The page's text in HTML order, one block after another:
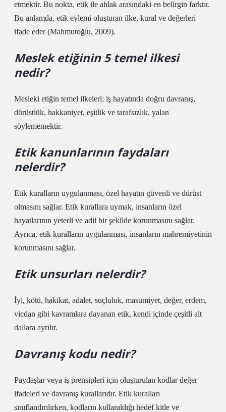
etmektir. Bu nokta, etik ile ahlak arasındaki en belirgin farktır.
Bu anlamda, etik eylemi oluşturan ilke, kural ve değerleri
ifade eder (Mahmutoğlu, 2009).
Meslek etiğinin 5 temel ilkesi
nedir?
Mesleki etiğin temel ilkeleri; iş hayatında doğru davranış,
dürüstlük, hakkaniyet, eşitlik ve tarafsızlık, yalan
söylememektir.
Etik kanunlarının faydaları
nelerdir?
Etik kuralların uygulanması, özel hayatın güvenli ve dürüst
olmasını sağlar. Etik kurallara uymak, insanların özel
hayatlarının yeterli ve adil bir şekilde korunmasını sağlar.
Ayrıca, etik kuralların uygulanması, insanların mahremiyetinin
korunmasını sağlar.
Etik unsurları nelerdir?
İyi, kötü, hakikat, adalet, suçluluk, masumiyet, değer, erdem,
vicdan gibi kavramlara dayanan etik, kendi içinde çeşitli alt
dallara ayrılır.
Davranış kodu nedir?
Paydaşlar veya iş prensipleri için oluşturulan kodlar değer
ifadeleri ve davranış kurallarıdır. Etik kuralları
sınıflandırılırken, kodların kullanıldığı hedef kitle ve